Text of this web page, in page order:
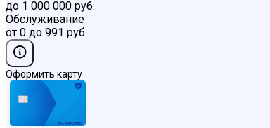
до 1 000 000 руб.
Обслуживание
от 0 до 991 руб.
Оформить карту